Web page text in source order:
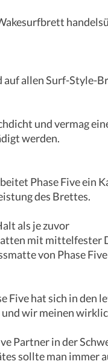
allen Surf-Style-
und vermag
werden.
Phase Five ein
des Brettes.
als je zuvor
mit
von Phase
Five hat sich in den
wir meinen
Partner in der
sollte man immer